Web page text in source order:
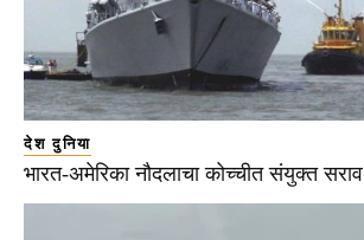
देश दुनिया
भारत-अमेरिका नौदलाचा कोच्चीत संयुक्त सराव